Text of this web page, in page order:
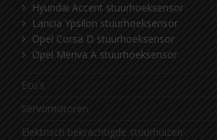
Hyundai Accent stuurhoeksensor
Lancia Ypsilon stuurhoeksensor
Opel Corsa D stuurhoeksensor
Opel Meriva A stuurhoeksensor
Ecu's
Servomotoren
Elektrisch bekrachtigde stuurhuizen